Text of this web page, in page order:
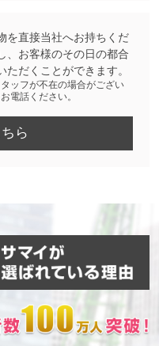
を直接当社へお持ちくだ
、お客様のその日の都合
ただくことができます。
ッフが不在の場合がござい
電話ください。
ら